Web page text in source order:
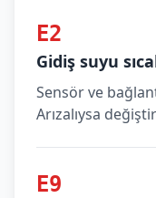
E2
Gidiş suyu
Sensör ve
Arızalıysa
E9